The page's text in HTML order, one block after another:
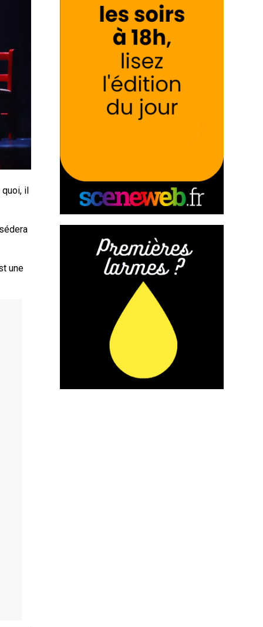
il
une